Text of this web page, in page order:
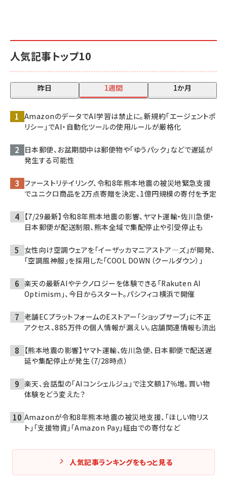
人気記事トップ10
昨日 1週間 1か月
AmazonのデータでAI学習は禁止に。新規約「エージェントポ
リシー」でAI・自動化ツールの使用ルールが厳格化
日本郵便、お盆期間中は郵便物や「ゆうパック」などで遅延が
発生する可能性
ファーストリテイリング、令和8年熊本地震の被災地緊急支援
でユニクロ商品を2万点寄贈を決定、1億円規模の寄付を予定
【7/29最新】令和8年熊本地震の影響、ヤマト運輸・佐川急便・
日本郵便が配送制限、熊本全域で集配停止や引受停止も
女性向け空調ウェアを「イーザッカマニアストア―ズ」が開発、
「空調風神服」を採用した「COOL DOWN（クールダウン）」
楽天の最新AIやテクノロジーを体験できる「Rakuten AI
Optimism」、今日からスタート。パシフィコ横浜で開催
老舗ECプラットフォームのEストアー「ショップサーブ」に不正
アクセス、885万件の個人情報が漏えい。店舗関連情報も流出
【熊本地震の影響】ヤマト運輸、佐川急便、日本郵便で配送遅
延や集配停止が発生（7/28時点）
楽天、会話型の「AIコンシェルジュ」で注文額17％増。買い物
体験をどう変えた？
Amazonが令和8年熊本地震の被災地支援、「ほしい物リス
ト」「支援物資」「Amazon Pay」経由での寄付など
人気記事ランキングをもっと見る